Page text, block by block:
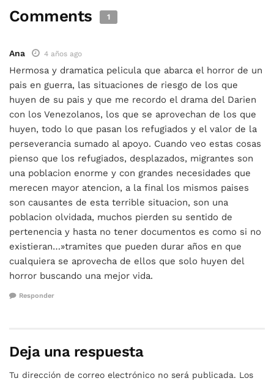
Comments 1
Ana 4 años ago
Hermosa y dramatica pelicula que abarca el horror de un
pais en guerra, las situaciones de riesgo de los que
huyen de su pais y que me recordo el drama del Darien
con los Venezolanos, los que se aprovechan de los que
huyen, todo lo que pasan los refugiados y el valor de la
perseverancia sumado al apoyo. Cuando veo estas cosas
pienso que los refugiados, desplazados, migrantes son
una poblacion enorme y con grandes necesidades que
merecen mayor atencion, a la final los mismos paises
son causantes de esta terrible situacion, son una
poblacion olvidada, muchos pierden su sentido de
pertenencia y hasta no tener documentos es como si no
existieran…»tramites que pueden durar años en que
cualquiera se aprovecha de ellos que solo huyen del
horror buscando una mejor vida.
Responder
Deja una respuesta
Tu dirección de correo electrónico no será publicada. Los